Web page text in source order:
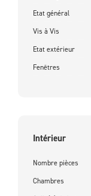
Etat général
Vis à Vis
Etat extérieur
Fenêtres
Intérieur
Nombre pièces
Chambres